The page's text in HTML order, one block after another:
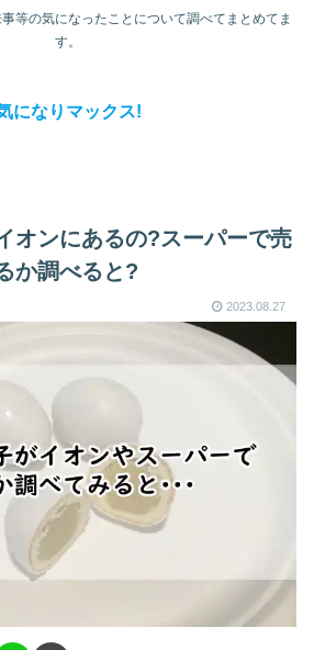
等の気になったことについて調べてまとめてま
す。
になりマックス!
オンにあるの?スーパーで売
か調べると?
2023.08.27